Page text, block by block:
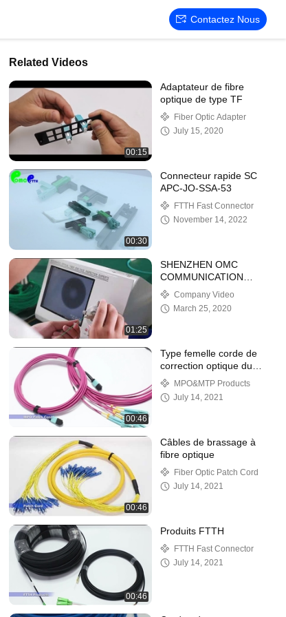
Contactez Nous
Related Videos
00:15
Adaptateur de fibre
optique de type TF
Fiber Optic Adapter
July 15, 2020
00:30
Connecteur rapide SC
APC-JO-SSA-53
FTTH Fast Connector
November 14, 2022
01:25
SHENZHEN OMC
COMMUNICATION
CO.LIMITÉE
Company Video
March 25, 2020
00:46
Type femelle corde de
correction optique du
câble MPO de bouclage
de fibre de mode multi
d'OM4
MPO&MTP Products
July 14, 2021
00:46
Câbles de brassage à
fibre optique
Fiber Optic Patch Cord
July 14, 2021
00:46
Produits FTTH
FTTH Fast Connector
July 14, 2021